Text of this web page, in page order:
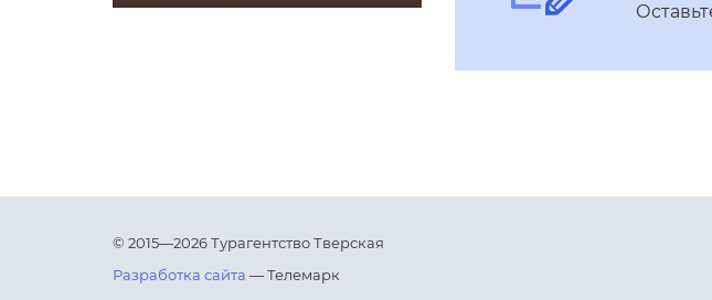
© 2015—2026 Турагентство Тверская
Разработка сайта — Телемарк